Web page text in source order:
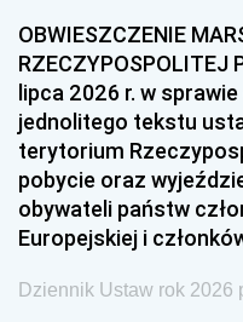
OBWIESZCZENIE
RZECZYPOSPOLITEJ
lipca 2026 r. w
jednolitego tekstu
terytorium
pobycie oraz
obywateli państw
Europejskiej i
Dziennik Ustaw rok 2026